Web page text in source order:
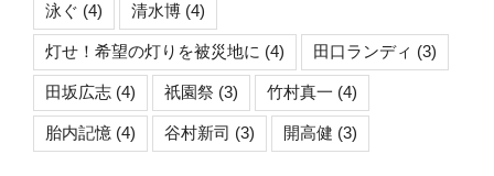
泳ぐ (4) 清水博 (4)
灯せ！希望の灯りを被災地に (4) 田口ランディ (3)
田坂広志 (4) 祇園祭 (3) 竹村真一 (4)
胎内記憶 (4) 谷村新司 (3) 開高健 (3)